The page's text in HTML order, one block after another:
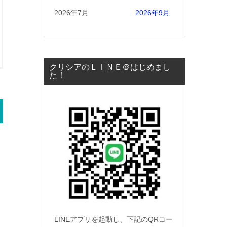
2026年7月 2026年9月
クリシアのＬＩＮＥ＠はじめまし
た！
LINEアプリを起動し、下記のQRコー